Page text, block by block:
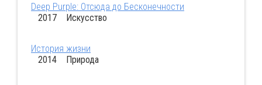
Deep Purple: Отсюда до Бесконечности
2017 Искусство
История жизни
2014 Природа